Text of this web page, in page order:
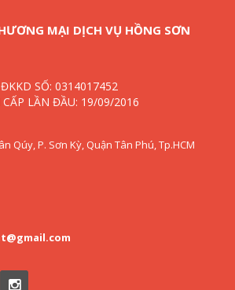
MẠI DỊCH VỤ HỒNG SƠN
SỐ: 0314017452
LẦN ĐẦU: 19/09/2016
Qúy, P. Sơn Kỳ, Quận Tân Phú, Tp.HCM